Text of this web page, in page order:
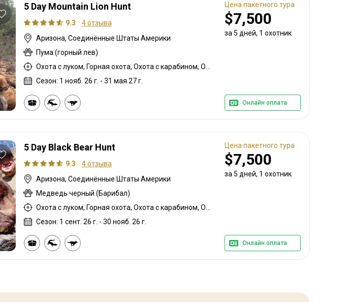
5 Day Mountain Lion Hunt
9.3
4 отзыва
Аризона, Соединённые Штаты Америки
Пума (горный лев)
Сезон: 1 нояб. 26 г. - 31 мая 27 г.
Цена пакетного тура
$7,500
за 5 дней, 1 охотник
Онлайн оплата
5 Day Black Bear Hunt
9.3
4 отзыва
Аризона, Соединённые Штаты Америки
Медведь черный (Барибал)
Сезон: 1 сент. 26 г. - 30 нояб. 26 г.
Цена пакетного тура
$7,500
за 5 дней, 1 охотник
Онлайн оплата